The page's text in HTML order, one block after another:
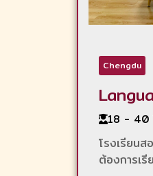
Chengdu
18 - 40
โรงเรียนส
ต้องการเ